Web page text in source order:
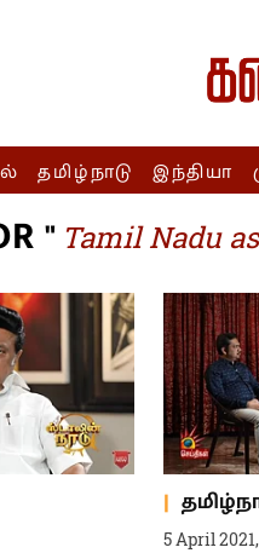
தமிழ்நாடு இந்தியா
" Tamil Nadu
5 April